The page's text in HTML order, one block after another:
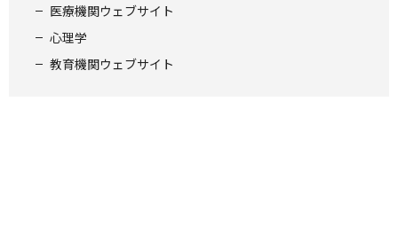
医療機関ウェブサイト
心理学
教育機関ウェブサイト